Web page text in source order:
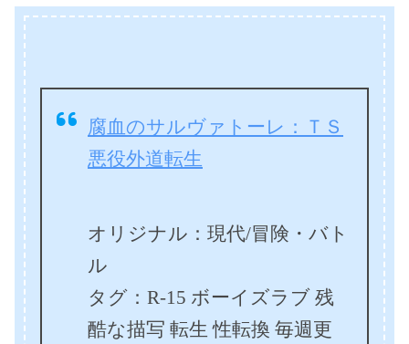
腐血のサルヴァトーレ：ＴＳ
悪役外道転生
オリジナル：現代/冒険・バト
ル
タグ：R-15 ボーイズラブ 残
酷な描写 転生 性転換 毎週更